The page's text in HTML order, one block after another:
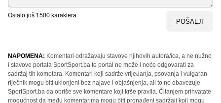
Ostalo još 1500 karaktera
POŠALJI
NAPOMENA: Komentari odražavaju stavove njihovih autora/ica, a ne nužno
i stavove portala SportSport.ba te portal ne može i neće odgovarati za
sadržaj tih kometara. Komentari koji sadrže vrijeđanja, psovanja i vulgaran
riječnik mogu biti uklonjeni bez najave i objašnjenja, ali to ne obavezuje
SportSport.ba da obriše sve komentare koji krše pravila. Čitanjem prihvatate
mogućnost da među komentarima mogu biti pronađeni sadržaji koji mogu